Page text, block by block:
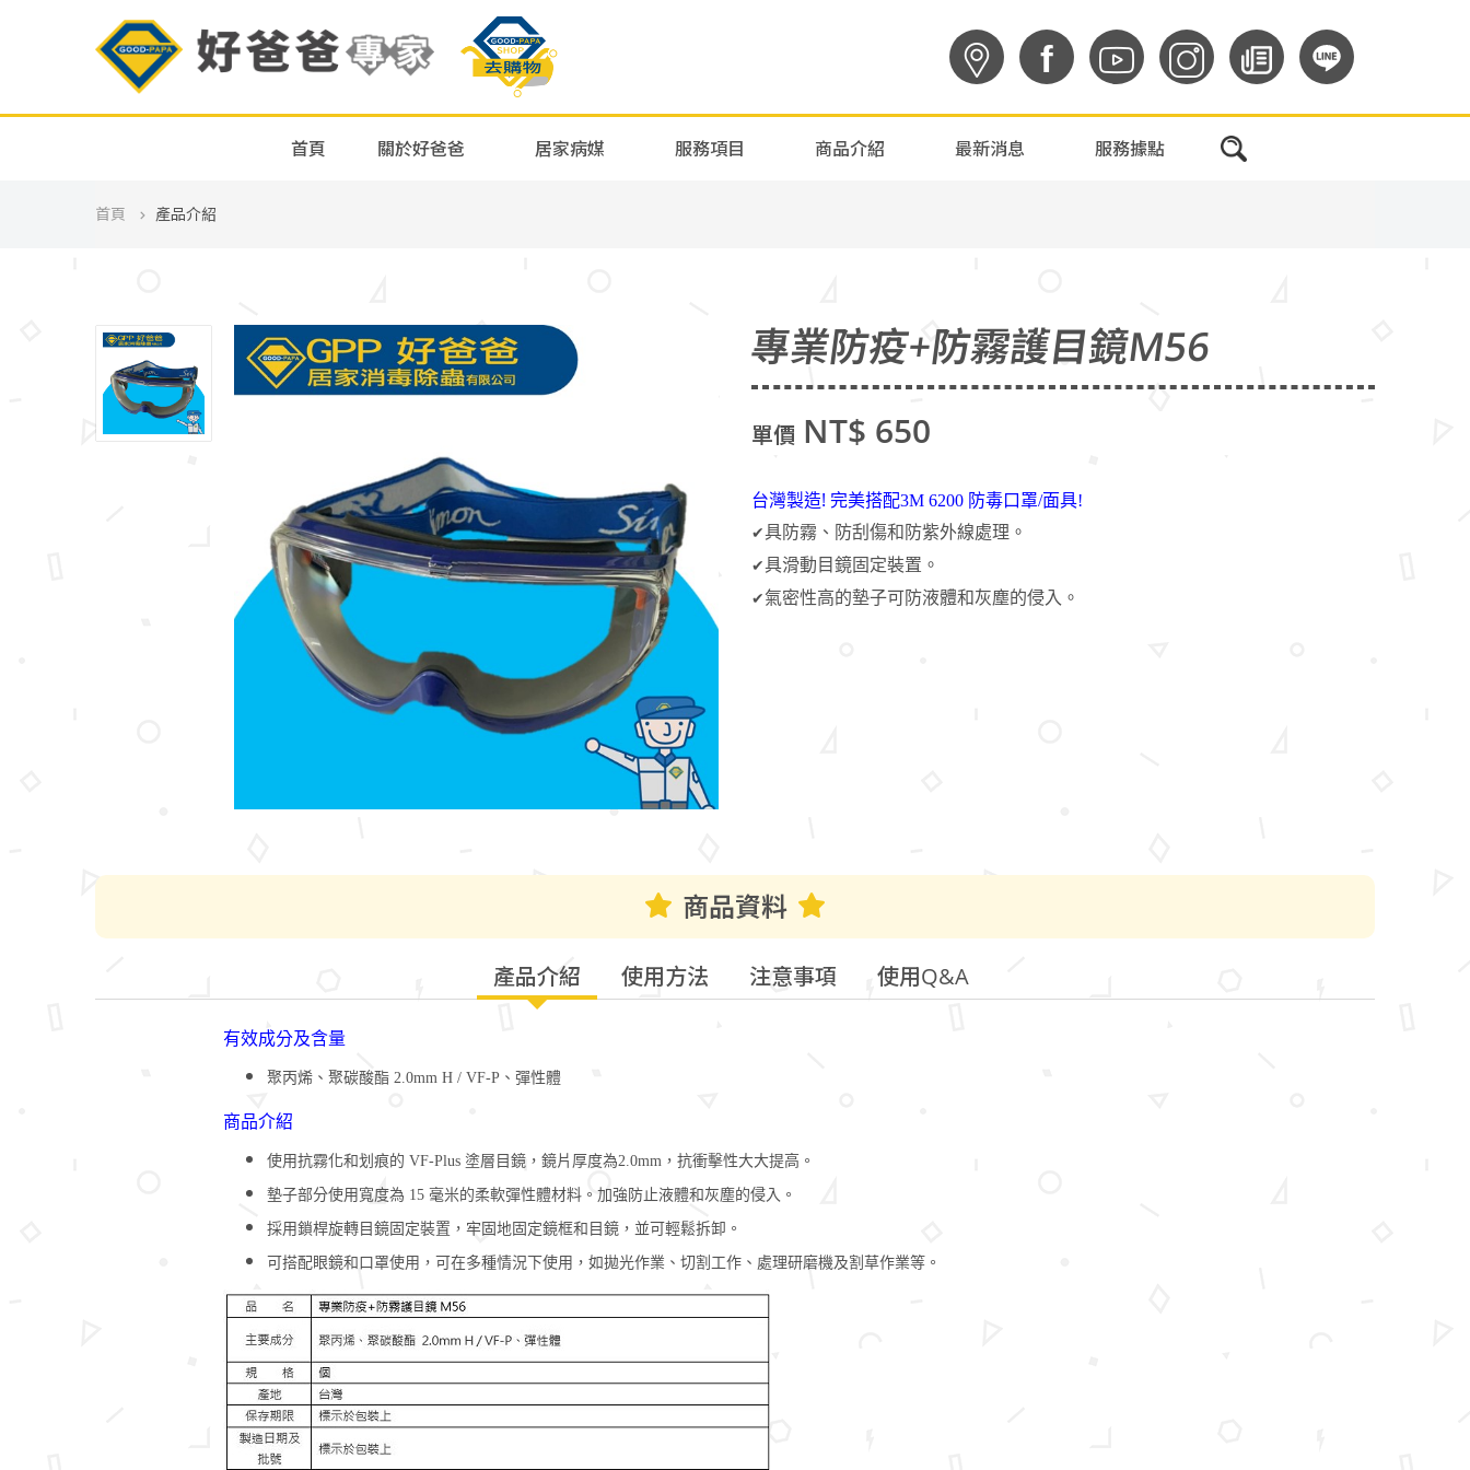
f
首頁 關於好爸爸 居家病媒 服務項目 商品介紹 最新消息 服務據點
首頁 產品介紹
專業防疫+防霧護目鏡M56
單價 NT$ 650
台灣製造! 完美搭配3M 6200 防毒口罩/面具!
✔具防霧、防刮傷和防紫外線處理。
✔具滑動目鏡固定裝置。
✔ 氣密性高的墊子可防液體和灰塵的侵入。
商品資料
產品介紹 使用方法 注意事項 使用Q&A
有效成分及含量
聚丙烯、聚碳酸酯 2.0mm H / VF-P、彈性體
商品介紹
使用抗霧化和划痕的 VF-Plus 塗層目鏡，鏡片厚度為2.0mm，抗衝擊性大大提高。
墊子部分使用寬度為 15 毫米的柔軟彈性體材料。加強防止液體和灰塵的侵入。
採用鎖桿旋轉目鏡固定裝置，牢固地固定鏡框和目鏡，並可輕鬆拆卸。
可搭配眼鏡和口罩使用，可在多種情況下使用，如拋光作業、切割工作、處理研磨機及割草作業等。